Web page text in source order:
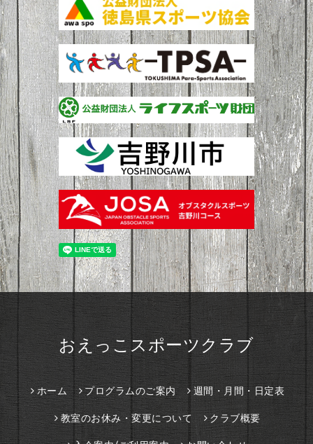
おえっこスポーツクラブ
ホーム プログラムのご案内 週間・月間・日定表
教室のお休み・変更について クラブ概要